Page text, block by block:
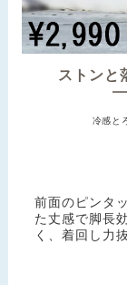
ストンと
冷感と
前面のピンタ
た丈感で脚長
く、着回し力